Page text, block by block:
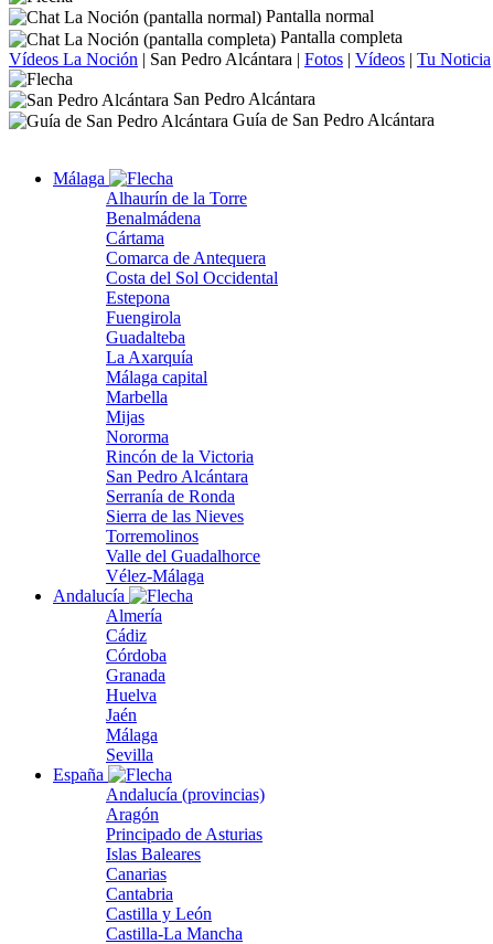
Pantalla normal
Pantalla completa
Vídeos La Noción | San Pedro Alcántara | Fotos | Vídeos | Tu Noticia
San Pedro Alcántara
Guía de San Pedro Alcántara
Málaga
Alhaurín de la Torre
Benalmádena
Cártama
Comarca de Antequera
Costa del Sol Occidental
Estepona
Fuengirola
Guadalteba
La Axarquía
Málaga capital
Marbella
Mijas
Nororma
Rincón de la Victoria
San Pedro Alcántara
Serranía de Ronda
Sierra de las Nieves
Torremolinos
Valle del Guadalhorce
Vélez-Málaga
Andalucía
Almería
Cádiz
Córdoba
Granada
Huelva
Jaén
Málaga
Sevilla
España
Andalucía (provincias)
Aragón
Principado de Asturias
Islas Baleares
Canarias
Cantabria
Castilla y León
Castilla-La Mancha